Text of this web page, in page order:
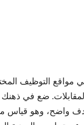
مواقع التوظيف
ضع في
واضح، وهو